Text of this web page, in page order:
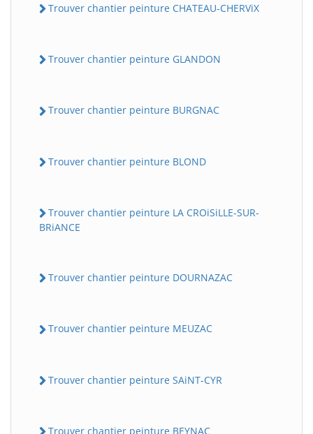
Trouver chantier peinture CHATEAU-CHERViX
Trouver chantier peinture GLANDON
Trouver chantier peinture BURGNAC
Trouver chantier peinture BLOND
Trouver chantier peinture LA CROiSiLLE-SUR-
BRiANCE
Trouver chantier peinture DOURNAZAC
Trouver chantier peinture MEUZAC
Trouver chantier peinture SAiNT-CYR
Trouver chantier peinture BEYNAC
BatiWebPro